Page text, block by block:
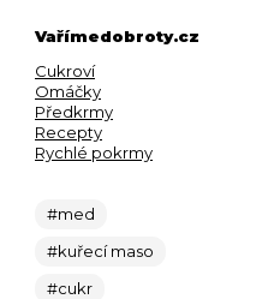
Vařímedobroty.cz
Cukroví
Omáčky
Předkrmy
Recepty
Rychlé pokrmy
#med
#kuřecí maso
#cukr